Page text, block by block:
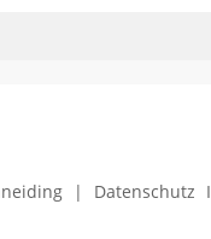
| Datenschutz